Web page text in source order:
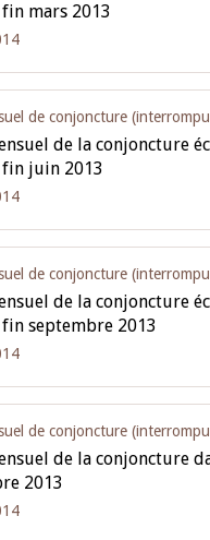
fin mars 2013
de conjoncture
de la conjoncture
fin juin 2013
de conjoncture
de la conjoncture
fin septembre 2013
de conjoncture
de la conjoncture
2013